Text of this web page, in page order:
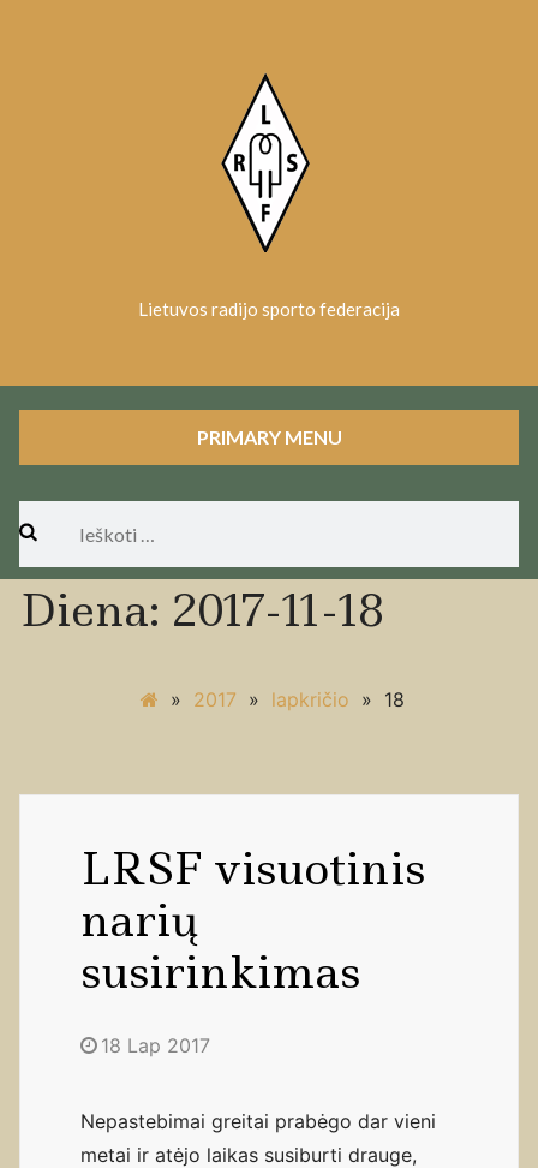
Lietuvos radijo sporto federacija
PRIMARY MENU
Ieškoti:
Diena: 2017-11-18
» 2017 » lapkričio » 18
LRSF visuotinis
narių
susirinkimas
18 Lap 2017
Nepastebimai greitai prabėgo dar vieni
metai ir atėjo laikas susiburti drauge,